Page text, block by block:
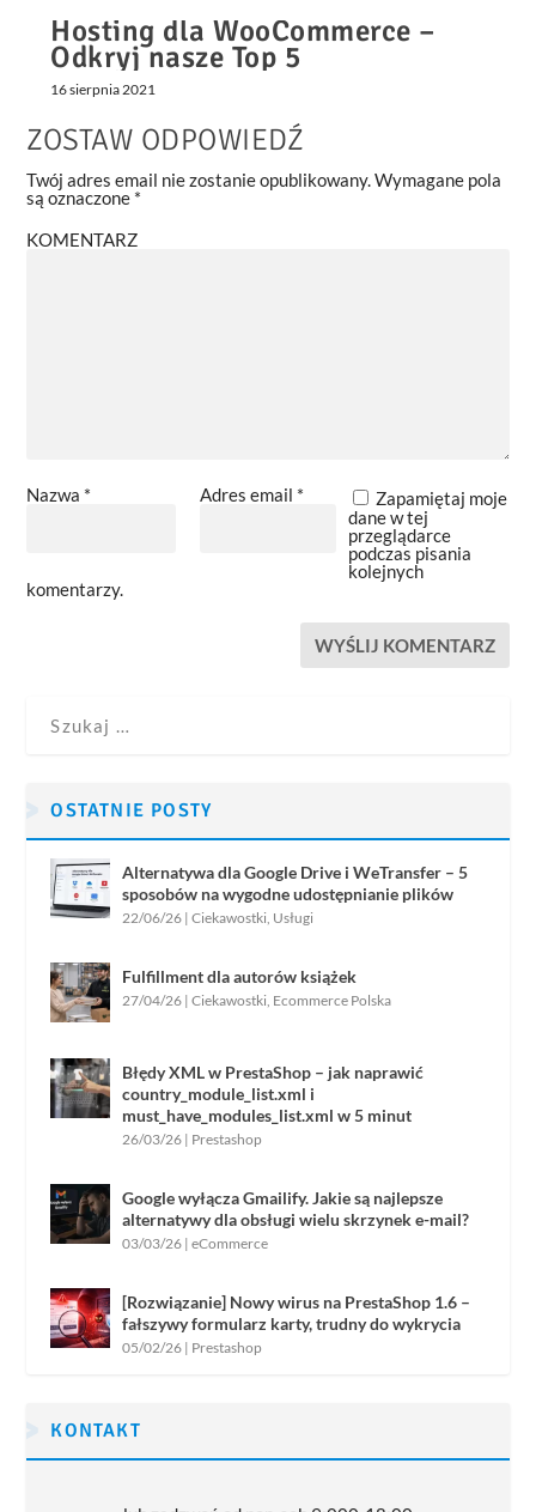
Hosting dla WooCommerce –
Odkryj nasze Top 5
16 sierpnia 2021
ZOSTAW ODPOWIEDŹ
Twój adres email nie zostanie opublikowany.Wymagane pola
są oznaczone *
KOMENTARZ
Nazwa * Adres email *
Zapamiętaj moje
dane w tej
przeglądarce
podczas pisania
kolejnych
komentarzy.
OSTATNIE POSTY
Alternatywa dla Google Drive i WeTransfer – 5
sposobów na wygodne udostępnianie plików
22/06/26 |Ciekawostki Usługi
Fulfillment dla autorów książek
27/04/26 |Ciekawostki Ecommerce Polska
Błędy XML w PrestaShop – jak naprawić
country_module_list.xml i
must_have_modules_list.xml w 5 minut
26/03/26 | Prestashop
Google wyłącza Gmailify. Jakie są najlepsze
alternatywy dla obsługi wielu skrzynek e-mail?
03/03/26 |eCommerce
[Rozwiązanie] Nowy wirus na PrestaShop 1.6 –
fałszywy formularz karty, trudny do wykrycia
05/02/26 | Prestashop
KONTAKT